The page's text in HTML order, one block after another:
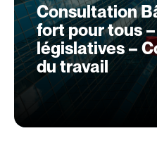
Consultation
fort pour tous
législatives –
du travail